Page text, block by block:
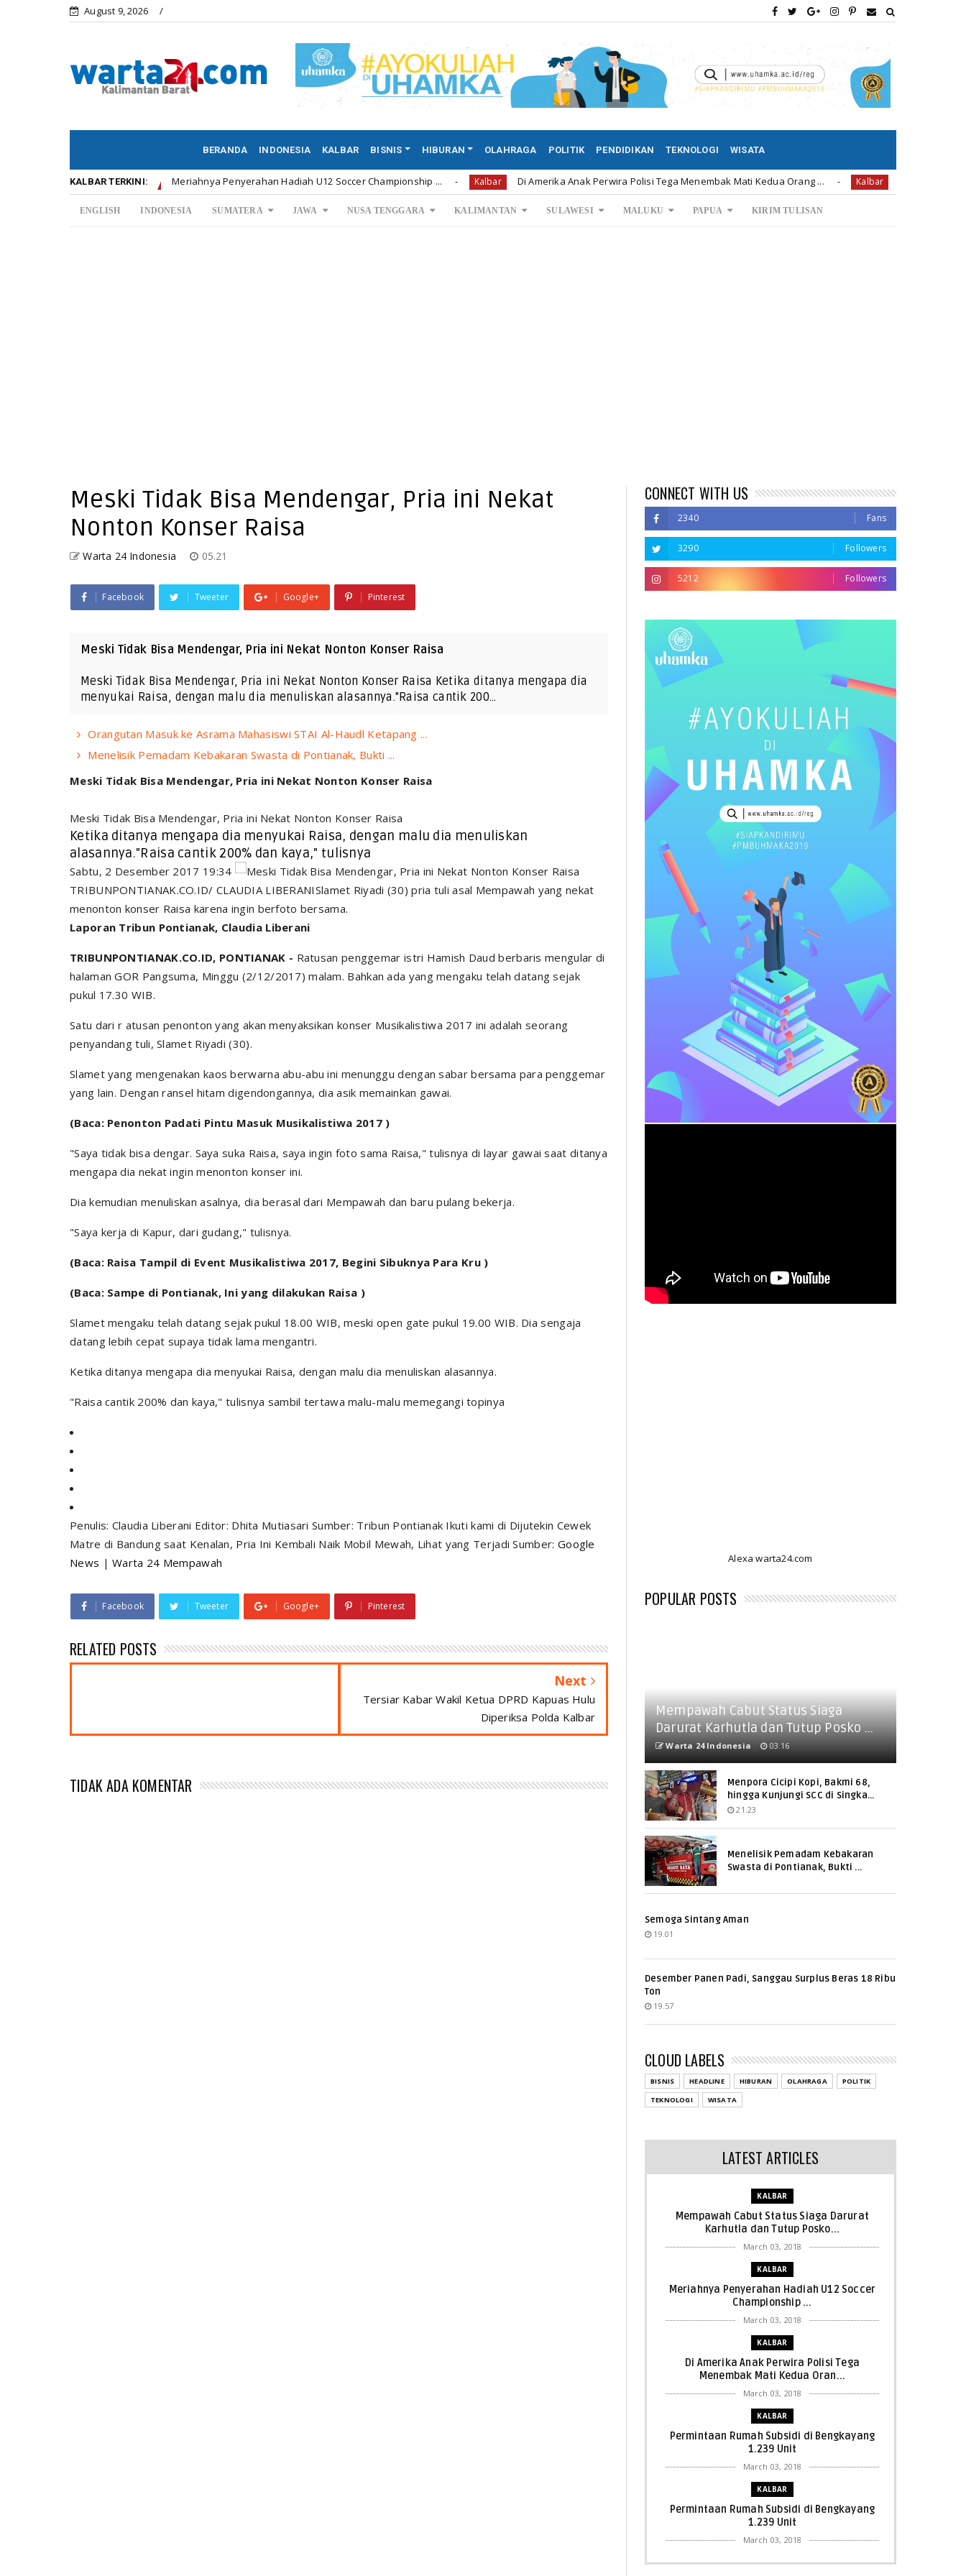
August 9, 2026
BERANDA INDONESIA KALBAR BISNIS HIBURAN OLAHRAGA POLITIK PENDIDIKAN TEKNOLOGI WISATA
KALBAR TERKINI:
Kalbar Meriahnya Penyerahan Hadiah U12 Soccer Championship ... Kalbar Di Amerika Anak Perwira Polisi Tega Menembak Mati Kedua Orang ... Kalbar Permintaan Rumah
ENGLISH INDONESIA SUMATERA JAWA NUSA TENGGARA KALIMANTAN SULAWESI MALUKU PAPUA KIRIM TULISAN
Meski Tidak Bisa Mendengar, Pria ini Nekat
Nonton Konser Raisa
Warta 24 Indonesia 05.21
Facebook Tweeter Google+ Pinterest
Meski Tidak Bisa Mendengar, Pria ini Nekat Nonton Konser Raisa
Meski Tidak Bisa Mendengar, Pria ini Nekat Nonton Konser Raisa Ketika ditanya mengapa dia
menyukai Raisa, dengan malu dia menuliskan alasannya."Raisa cantik 200…
Orangutan Masuk ke Asrama Mahasiswi STAI Al-Haudl Ketapang ...
Menelisik Pemadam Kebakaran Swasta di Pontianak, Bukti ...
Meski Tidak Bisa Mendengar, Pria ini Nekat Nonton Konser Raisa
Meski Tidak Bisa Mendengar, Pria ini Nekat Nonton Konser Raisa
Ketika ditanya mengapa dia menyukai Raisa, dengan malu dia menuliskan
alasannya."Raisa cantik 200% dan kaya," tulisnya
Sabtu, 2 Desember 2017 19:34
TRIBUNPONTIANAK.CO.ID/ CLAUDIA LIBERANISlamet Riyadi (30) pria tuli asal Mempawah yang nekat
menonton konser Raisa karena ingin berfoto bersama.
Laporan Tribun Pontianak, Claudia Liberani
TRIBUNPONTIANAK.CO.ID, PONTIANAK - Ratusan penggemar istri Hamish Daud berbaris mengular di
halaman GOR Pangsuma, Minggu (2/12/2017) malam. Bahkan ada yang mengaku telah datang sejak
pukul 17.30 WIB.
Satu dari r atusan penonton yang akan menyaksikan konser Musikalistiwa 2017 ini adalah seorang
penyandang tuli, Slamet Riyadi (30).
Slamet yang mengenakan kaos berwarna abu-abu ini menunggu dengan sabar bersama para penggemar
yang lain. Dengan ransel hitam digendongannya, dia asik memainkan gawai.
(Baca: Penonton Padati Pintu Masuk Musikalistiwa 2017 )
"Saya tidak bisa dengar. Saya suka Raisa, saya ingin foto sama Raisa," tulisnya di layar gawai saat ditanya
mengapa dia nekat ingin menonton konser ini.
Dia kemudian menuliskan asalnya, dia berasal dari Mempawah dan baru pulang bekerja.
"Saya kerja di Kapur, dari gudang," tulisnya.
(Baca: Raisa Tampil di Event Musikalistiwa 2017, Begini Sibuknya Para Kru )
(Baca: Sampe di Pontianak, Ini yang dilakukan Raisa )
Slamet mengaku telah datang sejak pukul 18.00 WIB, meski open gate pukul 19.00 WIB. Dia sengaja
datang lebih cepat supaya tidak lama mengantri.
Ketika ditanya mengapa dia menyukai Raisa, dengan malu dia menuliskan alasannya.
"Raisa cantik 200% dan kaya," tulisnya sambil tertawa malu-malu memegangi topinya
Penulis: Claudia Liberani Editor: Dhita Mutiasari Sumber: Tribun Pontianak Ikuti kami di Dijutekin Cewek
Matre di Bandung saat Kenalan, Pria Ini Kembali Naik Mobil Mewah, Lihat yang Terjadi Sumber: Google
News |Warta 24 Mempawah
Facebook Tweeter Google+ Pinterest
RELATED POSTS
Next
Tersiar Kabar Wakil Ketua DPRD Kapuas Hulu
Diperiksa Polda Kalbar
TIDAK ADA KOMENTAR
CONNECT WITH US
2340 Fans
3290 Followers
5212 Followers
Alexa warta24.com
POPULAR POSTS
Mempawah Cabut Status Siaga
Darurat Karhutla dan Tutup Posko ...
Warta 24 Indonesia 03.16
Menpora Cicipi Kopi, Bakmi 68,
hingga Kunjungi SCC di Singka...
21.23
Menelisik Pemadam Kebakaran
Swasta di Pontianak, Bukti ...
Semoga Sintang Aman
19.01
Desember Panen Padi, Sanggau Surplus Beras 18 Ribu
Ton
19.57
CLOUD LABELS
BISNIS HEADLINE HIBURAN OLAHRAGA
POLITIK
TEKNOLOGI
WISATA
LATEST ARTICLES
KALBAR
Mempawah Cabut Status Siaga Darurat
Karhutla dan Tutup Posko...
March 03, 2018
KALBAR
Meriahnya Penyerahan Hadiah U12 Soccer
Championship ...
March 03, 2018
KALBAR
Di Amerika Anak Perwira Polisi Tega
Menembak Mati Kedua Oran...
March 03, 2018
KALBAR
Permintaan Rumah Subsidi di Bengkayang
1.239 Unit
March 03, 2018
KALBAR
Permintaan Rumah Subsidi di Bengkayang
1.239 Unit
March 03, 2018
KALBAR